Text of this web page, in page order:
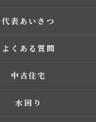
代表あいさつ
よくある質問
中古住宅
水回り